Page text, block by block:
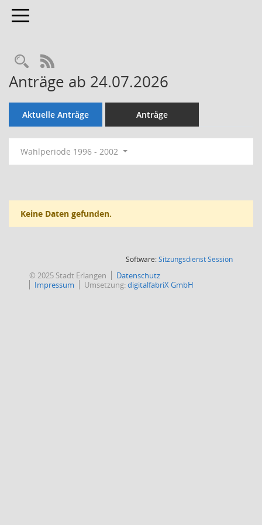
Toggle navigation
Rechercheauswahl
RSS-Feed
Anträge ab 24.07.2026
Aktuelle Anträge Anträge
Wahlperiode 1996 - 2002
Keine Daten gefunden.
Software:SitzungsdienstSession(Wird in
© 2025 Stadt Erlangen
Datenschutz
Impressum
Umsetzung:digitalfabriX GmbH